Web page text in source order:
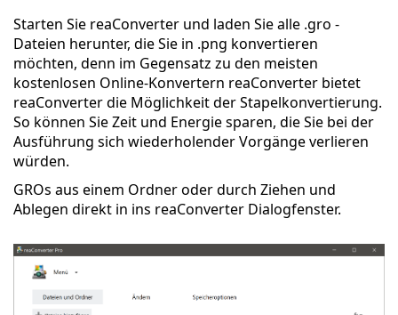
Starten Sie reaConverter und laden Sie alle .gro -
Dateien herunter, die Sie in .png konvertieren
möchten, denn im Gegensatz zu den meisten
kostenlosen Online-Konvertern reaConverter bietet
reaConverter die Möglichkeit der Stapelkonvertierung.
So können Sie Zeit und Energie sparen, die Sie bei der
Ausführung sich wiederholender Vorgänge verlieren
würden.
GROs aus einem Ordner oder durch Ziehen und
Ablegen direkt in ins reaConverter Dialogfenster.